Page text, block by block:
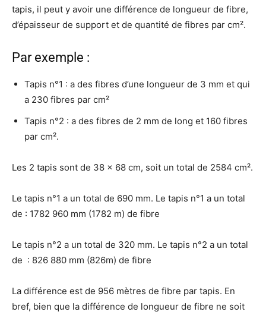
tapis, il peut y avoir une différence de longueur de fibre,
d’épaisseur de support et de quantité de fibres par cm².
Par exemple :
Tapis n°1 : a des fibres d’une longueur de 3 mm et qui
a 230 fibres par cm²
Tapis n°2 : a des fibres de 2 mm de long et 160 fibres
par cm².
Les 2 tapis sont de 38 x 68 cm, soit un total de 2584 cm².
Le tapis n°1 a un total de 690 mm. Le tapis n°1 a un total
de : 1782 960 mm (1782 m) de fibre
Le tapis n°2 a un total de 320 mm. Le tapis n°2 a un total
de : 826 880 mm (826m) de fibre
La différence est de 956 mètres de fibre par tapis. En
bref, bien que la différence de longueur de fibre ne soit